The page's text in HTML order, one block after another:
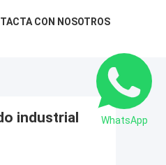
CON NOSOTROS
industrial WhatsApp